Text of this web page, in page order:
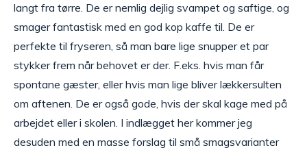
langt fra tørre. De er nemlig dejlig svampet og saftige, og
smager fantastisk med en god kop kaffe til. De er
perfekte til fryseren, så man bare lige snupper et par
stykker frem når behovet er der. F.eks. hvis man får
spontane gæster, eller hvis man lige bliver lækkersulten
om aftenen. De er også gode, hvis der skal kage med på
arbejdet eller i skolen. I indlægget her kommer jeg
desuden med en masse forslag til små smagsvarianter